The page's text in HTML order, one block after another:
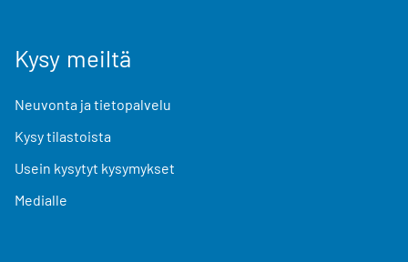
Kysy meiltä
Neuvonta ja tietopalvelu
Kysy tilastoista
Usein kysytyt kysymykset
Medialle